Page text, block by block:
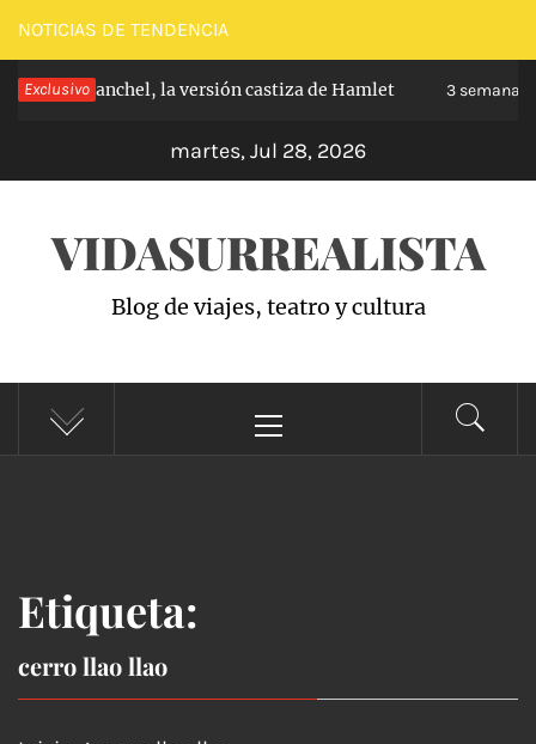
Saltar
al
contenido
NOTICIAS DE TENDENCIA
Exclusivo
de Carabanchel, la versión castiza de Hamlet 3 semanas
martes, Jul 28, 2026
VIDASURREALISTA
Blog de viajes, teatro y cultura
principal
Etiqueta:
cerro llao llao